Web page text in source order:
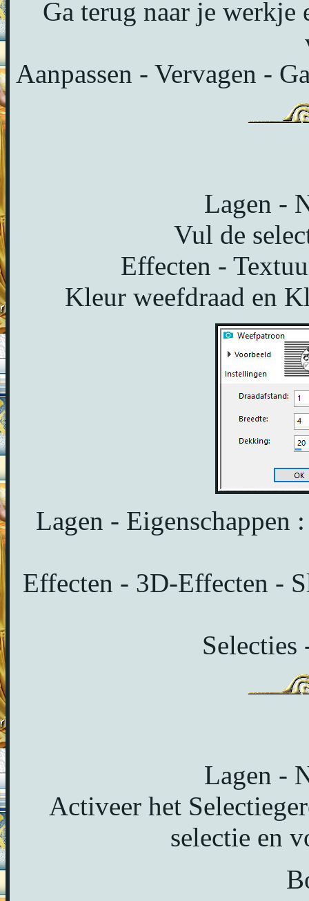
Ga terug naar je werkje
Aanpassen - Vervagen -
Lagen -
Vul de
Effecten -
Kleur weefdraad en
Lagen - Eigenschappen
Effecten - 3D-Effecten -
Selecties
Lagen -
Activeer het
selectie en